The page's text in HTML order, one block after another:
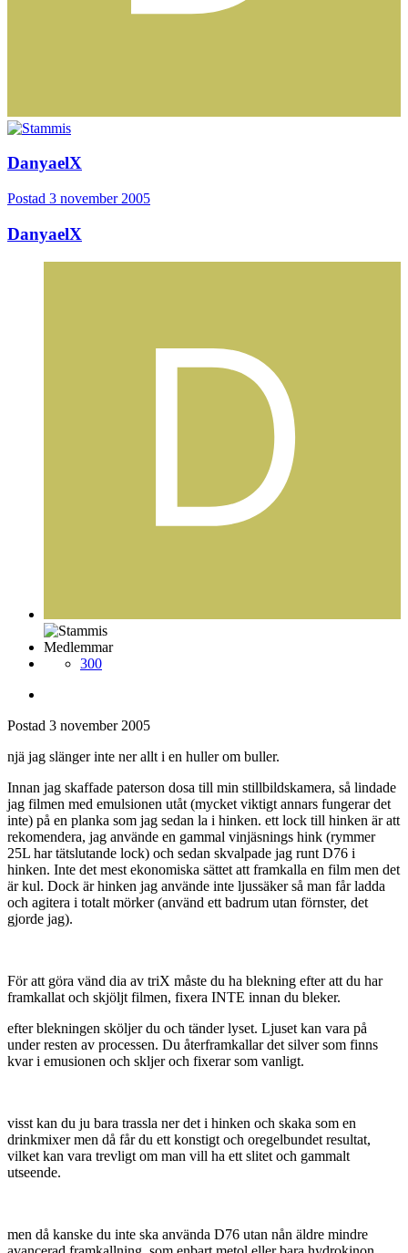
DanyaelX
Postad 3 november 2005
DanyaelX
Medlemmar
300
Postad 3 november 2005
njä jag slänger inte ner allt i en huller om buller.
Innan jag skaffade paterson dosa till min stillbildskamera, så lindade
jag filmen med emulsionen utåt (mycket viktigt annars fungerar det
inte) på en planka som jag sedan la i hinken. ett lock till hinken är att
rekomendera, jag använde en gammal vinjäsnings hink (rymmer
25L har tätslutande lock) och sedan skvalpade jag runt D76 i
hinken. Inte det mest ekonomiska sättet att framkalla en film men det
är kul. Dock är hinken jag använde inte ljussäker så man får ladda
och agitera i totalt mörker (använd ett badrum utan förnster, det
gjorde jag).
För att göra vänd dia av triX måste du ha blekning efter att du har
framkallat och skjöljt filmen, fixera INTE innan du bleker.
efter blekningen sköljer du och tänder lyset. Ljuset kan vara på
under resten av processen. Du återframkallar det silver som finns
kvar i emusionen och skljer och fixerar som vanligt.
visst kan du ju bara trassla ner det i hinken och skaka som en
drinkmixer men då får du ett konstigt och oregelbundet resultat,
vilket kan vara trevligt om man vill ha ett slitet och gammalt
utseende.
men då kanske du inte ska använda D76 utan nån äldre mindre